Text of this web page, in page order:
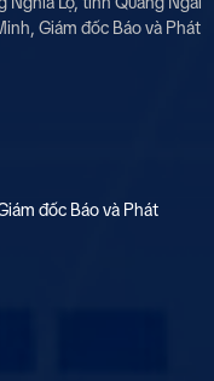
Giám đốc Báo và Phát
đốc Báo và Phát